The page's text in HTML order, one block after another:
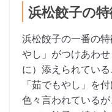
浜松餃子の
浜松餃子の一番の
やし」がつけあわ
に）添えられてい
「茹でもやし」を
色々言われている